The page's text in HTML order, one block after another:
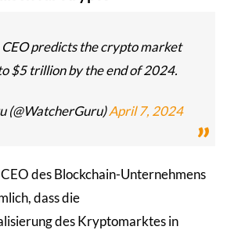
CEO predicts the crypto market
$5 trillion by the end of 2024.
(@WatcherGuru)April 7, 2024
des Blockchain-Unternehmens
dass die
des Kryptomarktes in